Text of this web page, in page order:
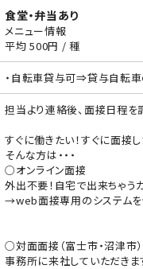
食堂・弁当あり
メニュー情報
平均 500円 / 種
・自転車貸与可⇒貸与自転車
担当より連絡後、面接日程を
すぐに働きたい！すぐに面接
そんな方は・・・
○オンライン面接
外出不要！自宅で出来ちゃう
→web面接専用のシステムを
○対面面接（富士市・沼津市）
事務所に来社していただきま